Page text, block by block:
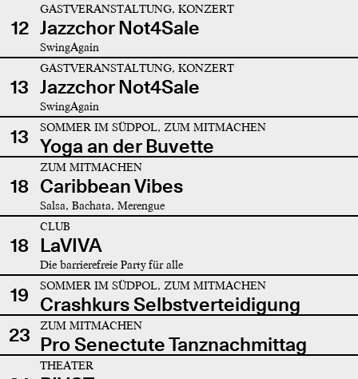
12
GASTVERANSTALTUNG, KONZERT
Jazzchor Not4Sale
SwingAgain
13
GASTVERANSTALTUNG, KONZERT
Jazzchor Not4Sale
SwingAgain
13 SOMMER IM SÜDPOL, ZUM MITMACHEN
Yoga an der Buvette
18
ZUM MITMACHEN
Caribbean Vibes
Salsa, Bachata, Merengue
18
CLUB
LaVIVA
Die barrierefreie Party für alle
19 SOMMER IM SÜDPOL, ZUM MITMACHEN
Crashkurs Selbstverteidigung
23
ZUM MITMACHEN
Pro Senectute Tanznachmittag
THEATER